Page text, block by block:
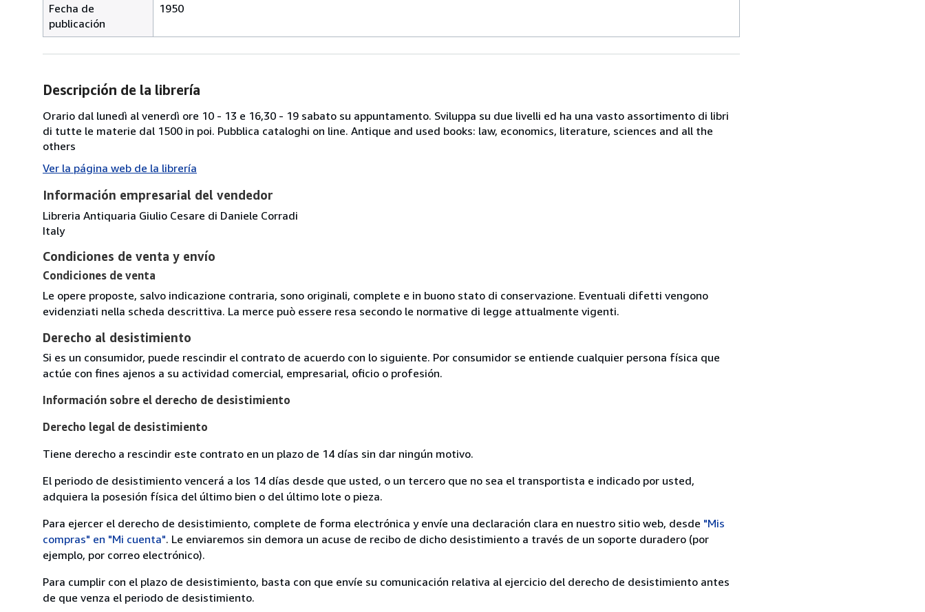
Fecha de
publicación
1950
Descripción de la librería
Orario dal lunedì al venerdì ore 10 - 13 e 16,30 - 19 sabato su appuntamento. Sviluppa su due livelli ed ha una vasto assortimento di libri
di tutte le materie dal 1500 in poi. Pubblica cataloghi on line. Antique and used books: law, economics, literature, sciences and all the
others
Ver la página web de la librería
Información empresarial del vendedor
Libreria Antiquaria Giulio Cesare di Daniele Corradi
Italy
Condiciones de venta y envío
Condiciones de venta
Le opere proposte, salvo indicazione contraria, sono originali, complete e in buono stato di conservazione. Eventuali difetti vengono
evidenziati nella scheda descrittiva. La merce può essere resa secondo le normative di legge attualmente vigenti.
Derecho al desistimiento
Si es un consumidor, puede rescindir el contrato de acuerdo con lo siguiente. Por consumidor se entiende cualquier persona física que
actúe con fines ajenos a su actividad comercial, empresarial, oficio o profesión.
Información sobre el derecho de desistimiento
Derecho legal de desistimiento
Tiene derecho a rescindir este contrato en un plazo de 14 días sin dar ningún motivo.
El periodo de desistimiento vencerá a los 14 días desde que usted, o un tercero que no sea el transportista e indicado por usted,
adquiera la posesión física del último bien o del último lote o pieza.
Para ejercer el derecho de desistimiento, complete de forma electrónica y envíe una declaración clara en nuestro sitio web, desde "Mis
compras" en "Mi cuenta". Le enviaremos sin demora un acuse de recibo de dicho desistimiento a través de un soporte duradero (por
ejemplo, por correo electrónico).
Para cumplir con el plazo de desistimiento, basta con que envíe su comunicación relativa al ejercicio del derecho de desistimiento antes
de que venza el periodo de desistimiento.